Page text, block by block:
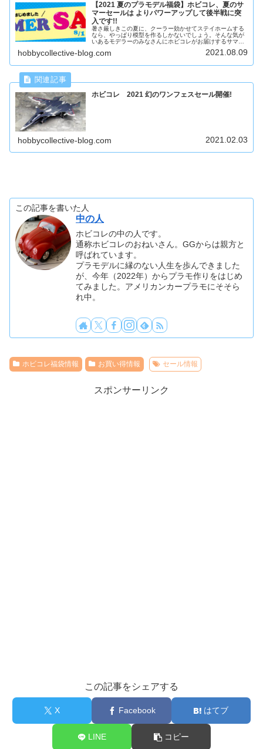
【2021 夏のプラモデル福袋】ホビコレ、夏のサ
マーセールは よりパワーアップして後半戦に突
入です!!
暑さ厳しきこの夏に、クーラー効かせてステイホームする
なら、やっぱり模型を作るしかないでしょう。そんな気が
いあるモデラーのみなさんにホビコレがお届けするサマー
hobbycollective-blog.com 2021.08.09
ホビコレ 2021 幻のワンフェスセール開催!
hobbycollective-blog.com 2021.02.03
この記事を書いた人
中の人
ホビコレの中の人です。
通称ホビコレのおねいさん。GGからは親方と
呼ばれています。
プラモデルに縁のない人生を歩んできました
が、今年（2022年）からプラモ作りをはじめ
てみました。アメリカンカープラモにそそら
れ中。
ホビコレ福袋情報 お買い得情報 セール情報
スポンサーリンク
この記事をシェアする
X Facebook はてブ
LINE コピー